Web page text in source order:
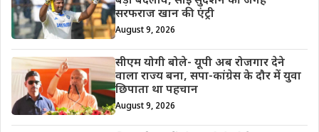
सरफराज खान की एंट्री
August 9, 2026
सीएम योगी बोले- यूपी अब रोजगार देने
वाला राज्य बना, सपा-कांग्रेस के दौर में युवा
छिपाता था पहचान
August 9, 2026